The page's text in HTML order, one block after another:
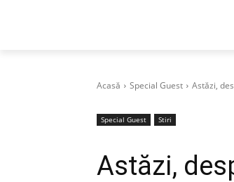
Acasă Special Guest Astăzi,
Special Guest Stiri
Astăzi,